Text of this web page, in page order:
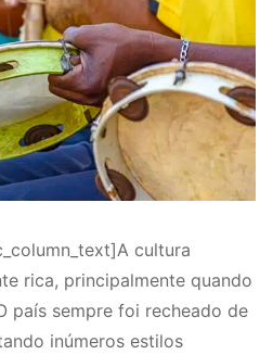
cultura
rica, principalmente quando
país sempre foi recheado de
inúmeros estilos